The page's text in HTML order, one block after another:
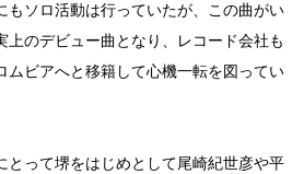
もソロ活動は行っていたが、この曲がい
上のデビュー曲となり、レコード会社も
ムビアへと移籍して心機一転を図ってい
とって堺をはじめとして尾崎紀世彦や平